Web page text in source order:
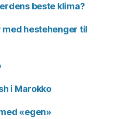
beste klima?
hestehenger til
i Marokko
«egen»